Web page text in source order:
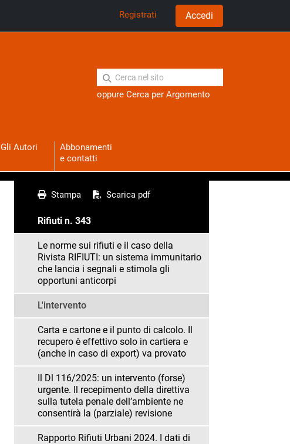
Registrati Accedi
oppure Cerca per Argomento
Gli Autori
Abbonamenti
e contatti
Stampa Scarica pdf
Rifiuti n. 343
Le norme sui rifiuti e il caso della
Rivista RIFIUTI: un sistema immunitario
che lancia i segnali e stimola gli
opportuni anticorpi
L'intervento
Carta e cartone e il punto di calcolo. Il
recupero è effettivo solo in cartiera e
(anche in caso di export) va provato
Il Dl 116/2025: un intervento (forse)
urgente. Il recepimento della direttiva
sulla tutela penale dell’ambiente ne
consentirà la (parziale) revisione
Rapporto Rifiuti Urbani 2024. I dati di